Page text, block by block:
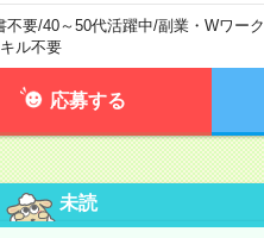
不要/40～50代活躍中/副業・Wワー
ル不要
応募する
未読